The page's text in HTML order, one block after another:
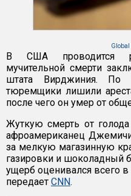
Global
В США проводится
мучительной смерти
штата Вирджиния. По
тюремщики лишили
после чего он умер от
Жуткую смерть от
афроамериканец
за мелкую магазинную
газировки и шоколадный
ущерб оценивался всего
передает CNN.